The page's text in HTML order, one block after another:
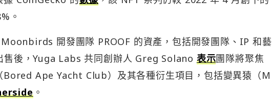
。
Moonbirds 開發團隊 PROOF 的資產，包括開發團隊、IP 和藝
後，Yuga Labs 共同創辦人 Greg Solano 表示團隊將聚焦
Bored Ape Yacht Club）及其各種衍生項目，包括變異猿（M
。